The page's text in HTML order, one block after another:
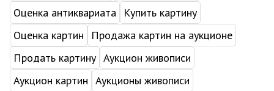
Оценка антиквариата
Купить картину
Оценка картин
Продажа картин на аукционе
Продать картину Аукцион живописи
Аукцион картин Аукционы живописи